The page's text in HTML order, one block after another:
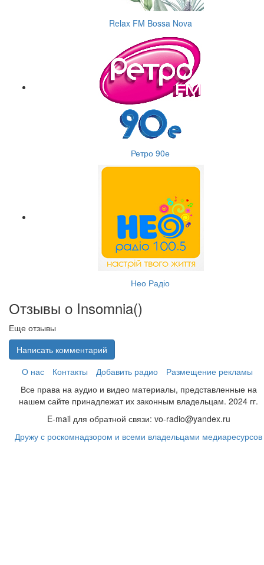
Relax FM Bossa Nova
Ретро 90е
Нео Радіо
Отзывы о Insomnia()
Еще отзывы
Написать комментарий
О нас
Контакты Добавить радио
Размещение рекламы
Все права на аудио и видео материалы, представленные на
нашем сайте принадлежат их законным владельцам. 2024 гг.
E-mail для обратной связи: vo-radio@yandex.ru
Дружу с роскомнадзором и всеми владельцами медиаресурсов